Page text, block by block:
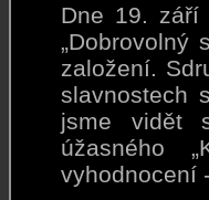
Dne 19. září
„Dobrovolný
založení.
slavnostech
jsme vidět
úžasného
vyhodnocení